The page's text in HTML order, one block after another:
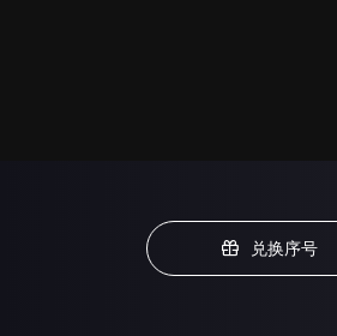
兑换序号